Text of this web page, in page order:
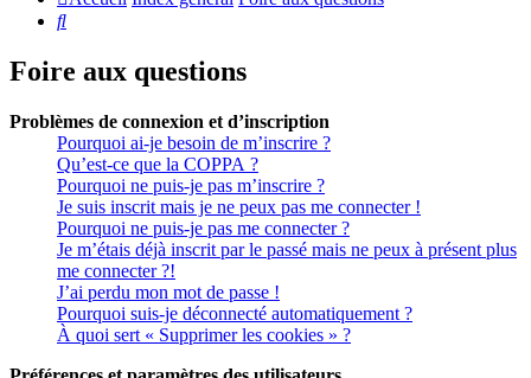
Rechercher
Foire aux questions
Problèmes de connexion et d’inscription
Pourquoi ai-je besoin de m’inscrire ?
Qu’est-ce que la COPPA ?
Pourquoi ne puis-je pas m’inscrire ?
Je suis inscrit mais je ne peux pas me connecter !
Pourquoi ne puis-je pas me connecter ?
Je m’étais déjà inscrit par le passé mais ne peux à présent plus
me connecter ?!
J’ai perdu mon mot de passe !
Pourquoi suis-je déconnecté automatiquement ?
À quoi sert « Supprimer les cookies » ?